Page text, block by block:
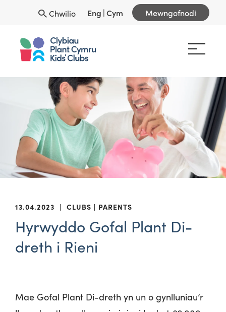
Chwilio Eng |Cym Mewngofnodi
13.04.2023 | CLUBS PARENTS
Hyrwyddo Gofal Plant Di-
dreth i Rieni
Mae Gofal Plant Di-dreth yn un o gynlluniau’r